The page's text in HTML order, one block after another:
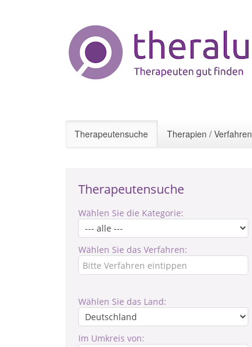
Therapeutensuche Therapien / Verfahren
Therapeutensuche
Wählen Sie die Kategorie:
Wählen Sie das Verfahren:
Wählen Sie das Land:
Im Umkreis von: